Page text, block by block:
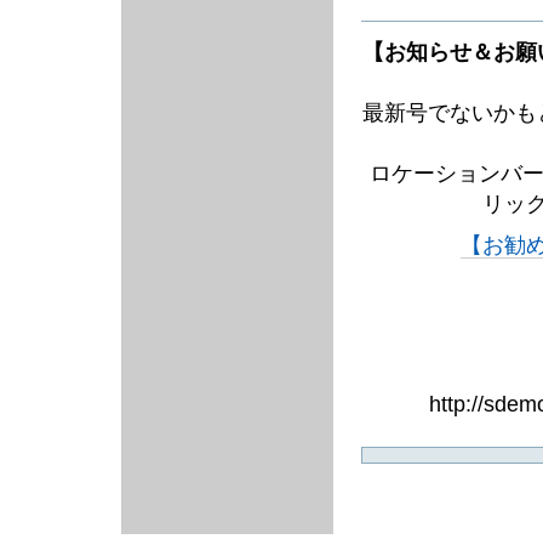
【お知らせ＆お
最新号でないか
ロケーションバ
リッ
【お勧
http://